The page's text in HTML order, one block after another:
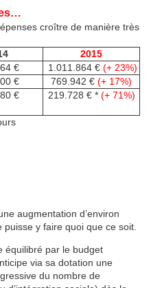
croître de manière très
2015
€ 1.011.864 € (+ 23%)
€ 769.942 € (+ 17%)
€ 219.728 € * (+ 71%)
augmentation d’environ
y faire quoi que ce soit.
équilibré par le budget
via sa dotation une
du nombre de